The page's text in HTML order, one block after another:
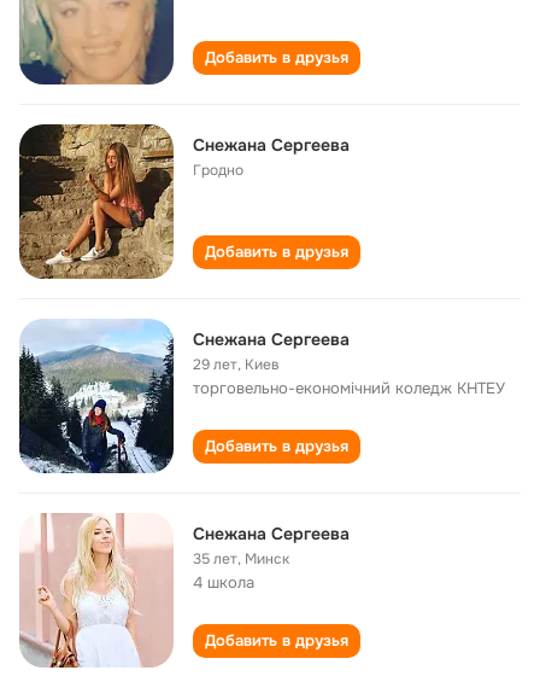
Добавить в друзья
Снежана Сергеева
Гродно
Добавить в друзья
Снежана Сергеева
29 лет, Киев
торговельно-економічний коледж КНТЕУ
Добавить в друзья
Снежана Сергеева
35 лет, Минск
4 школа
Добавить в друзья